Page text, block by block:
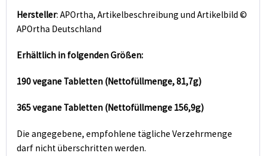
Hersteller: APOrtha, Artikelbeschreibung und Artikelbild ©
APOrtha Deutschland
Erhältlich in folgenden Größen:
190 vegane Tabletten (Nettofüllmenge, 81,7g)
365 vegane Tabletten (Nettofüllmenge 156,9g)
Die angegebene, empfohlene tägliche Verzehrmenge
darf nicht überschritten werden.